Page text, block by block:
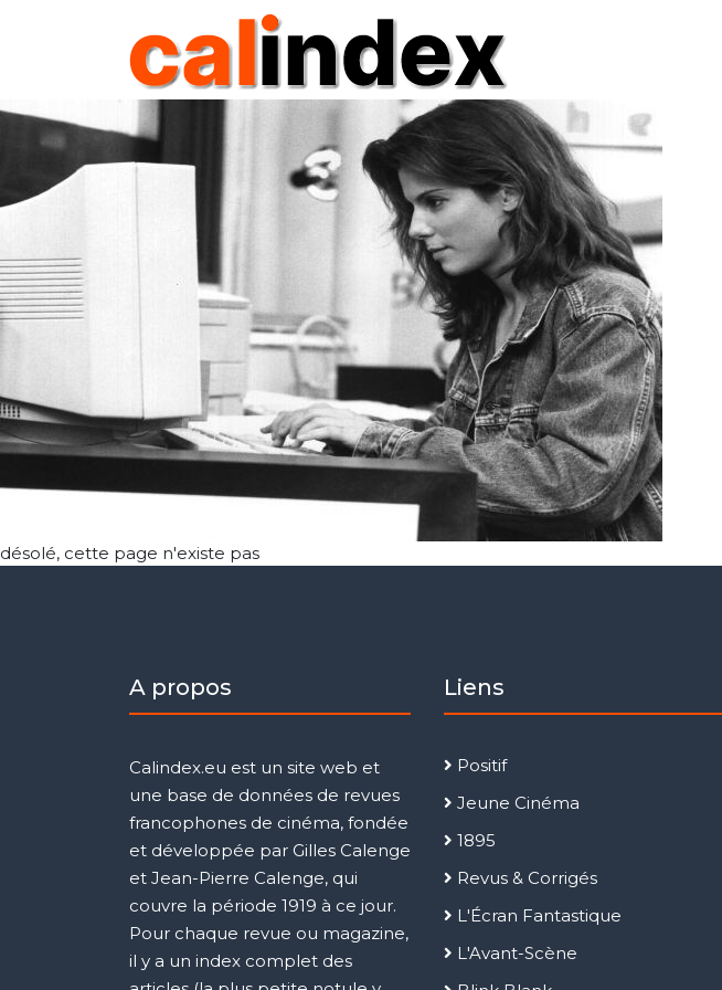
désolé, cette page n'existe pas
A propos
Calindex.eu est un site web et
une base de données de revues
francophones de cinéma, fondée
et développée par Gilles Calenge
et Jean-Pierre Calenge, qui
couvre la période 1919 à ce jour.
Pour chaque revue ou magazine,
il y a un index complet des
Liens
Positif
Jeune Cinéma
1895
Revus & Corrigés
L'Écran Fantastique
L'Avant-Scène